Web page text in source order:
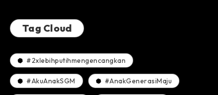
Tag Cloud
#2xlebihputihmengencangkan
#AkuAnakSGM #AnakGenerasiMaju